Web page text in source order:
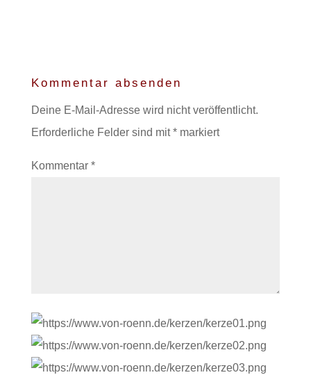
Kommentar absenden
Deine E-Mail-Adresse wird nicht veröffentlicht.
Erforderliche Felder sind mit*markiert
Kommentar *